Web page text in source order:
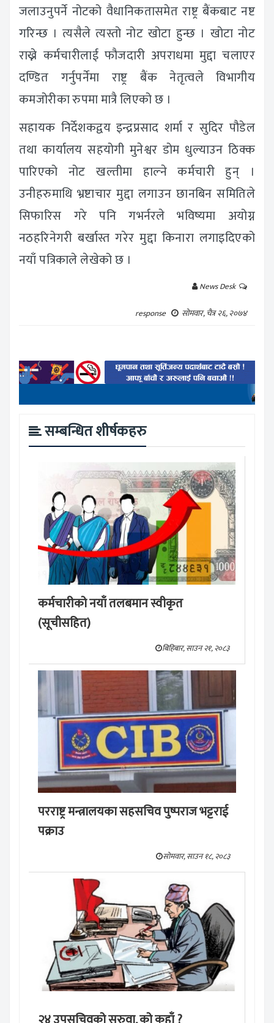
जलाउनुपर्ने नोटको वैधानिकतासमेत राष्ट्र बैंकबाट नष्ट
गरिन्छ । त्यसैले त्यस्तो नोट खोटा हुन्छ । खोटा नोट
राख्ने कर्मचारीलाई फौजदारी अपराधमा मुद्दा चलाएर
दण्डित गर्नुपर्नेमा राष्ट्र बैंक नेतृत्वले विभागीय
कमजोरीका रुपमा मात्रै लिएको छ ।
सहायक निर्देशकद्वय इन्द्रप्रसाद शर्मा र सुदिर पौडेल
तथा कार्यालय सहयोगी मुनेश्वर डोम धुल्याउन ठिक्क
पारिएको नोट खल्तीमा हाल्ने कर्मचारी हुन् ।
उनीहरुमाथि भ्रष्टाचार मुद्दा लगाउन छानबिन समितिले
सिफारिस गरे पनि गभर्नरले भविष्यमा अयोग्न
नठहरिनेगरी बर्खास्त गरेर मुद्दा किनारा लगाइदिएको
नयाँ पत्रिकाले लेखेको छ ।
News Desk
response
सोमवार, चैत्र २६, २०७४
सम्बन्धित शीर्षकहरु
कर्मचारीको नयाँ तलबमान स्वीकृत
(सूचीसहित)
बिहिबार, साउन २१, २०८३
परराष्ट्र मन्त्रालयका सहसचिव पुष्पराज भट्टराई
पक्राउ
सोमवार, साउन १८, २०८३